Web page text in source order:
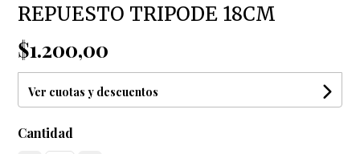
REPUESTO TRIPODE 18CM
$1.200,00
Ver cuotas y descuentos
Cantidad